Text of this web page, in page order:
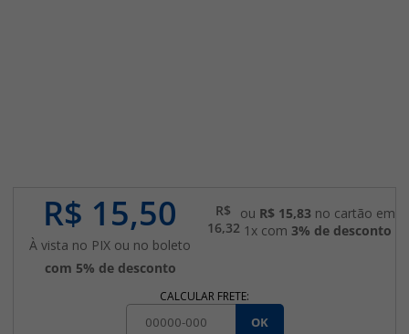
R$ 15,50
À vista no PIX ou no boleto
com 5% de desconto
R$
16,32
ou R$ 15,83no cartão em
1x com 3% de desconto
CALCULAR FRETE:
OK